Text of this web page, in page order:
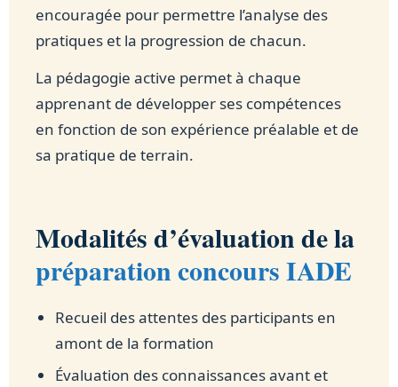
encouragée pour permettre l’analyse des
pratiques et la progression de chacun.
La pédagogie active permet à chaque
apprenant de développer ses compétences
en fonction de son expérience préalable et de
sa pratique de terrain.
Modalités d’évaluation de la
préparation concours IADE
Recueil des attentes des participants en
amont de la formation
Évaluation des connaissances avant et